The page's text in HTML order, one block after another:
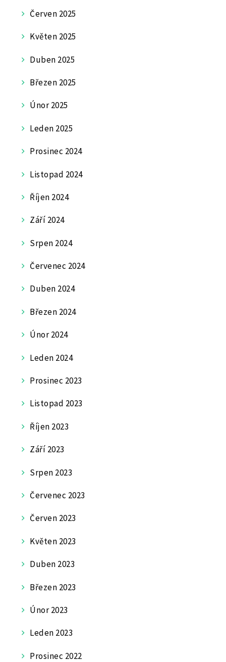
Červen 2025
Květen 2025
Duben 2025
Březen 2025
Únor 2025
Leden 2025
Prosinec 2024
Listopad 2024
Říjen 2024
Září 2024
Srpen 2024
Červenec 2024
Duben 2024
Březen 2024
Únor 2024
Leden 2024
Prosinec 2023
Listopad 2023
Říjen 2023
Září 2023
Srpen 2023
Červenec 2023
Červen 2023
Květen 2023
Duben 2023
Březen 2023
Únor 2023
Leden 2023
Prosinec 2022